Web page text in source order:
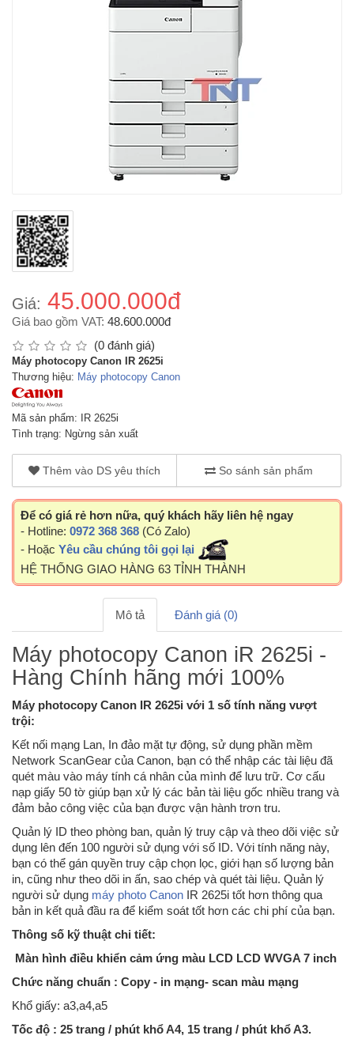
Giá: 45.000.000đ
Giá bao gồm VAT: 48.600.000đ
(0 đánh giá)
Máy photocopy Canon IR 2625i
Thương hiệu: Máy photocopy Canon
Mã sản phẩm: IR 2625i
Tình trạng: Ngừng sản xuất
Thêm vào DS yêu thích So sánh sản phẩm
Để có giá rẻ hơn nữa, quý khách hãy liên hệ ngay
- Hotline: 0972 368 368 (Có Zalo)
- Hoặc Yêu cầu chúng tôi gọi lại
HỆ THỐNG GIAO HÀNG 63 TỈNH THÀNH
Mô tả Đánh giá (0)
Máy photocopy Canon iR 2625i -
Hàng Chính hãng mới 100%
Máy photocopy Canon IR 2625i với 1 số tính năng vượt
trội:
Kết nối mạng Lan, In đảo mặt tự động, sử dụng phần mềm
Network ScanGear của Canon, bạn có thể nhập các tài liệu đã
quét màu vào máy tính cá nhân của mình để lưu trữ. Cơ cấu
nạp giấy 50 tờ giúp bạn xử lý các bản tài liệu gốc nhiều trang và
đảm bảo công việc của bạn được vận hành trơn tru.
Quản lý ID theo phòng ban, quản lý truy cập và theo dõi việc sử
dụng lên đến 100 người sử dụng với số ID. Với tính năng này,
bạn có thể gán quyền truy cập chọn lọc, giới hạn số lượng bản
in, cũng như theo dõi in ấn, sao chép và quét tài liệu. Quản lý
người sử dụng máy photo Canon IR 2625i tốt hơn thông qua
bản in kết quả đầu ra để kiểm soát tốt hơn các chi phí của bạn.
Thông số kỹ thuật chi tiết:
Màn hình điều khiển cảm ứng màu LCD LCD WVGA 7 inch
Chức năng chuẩn : Copy - in mạng- scan màu mạng
Khổ giấy: a3,a4,a5
Tốc độ : 25 trang / phút khổ A4, 15 trang / phút khổ A3.